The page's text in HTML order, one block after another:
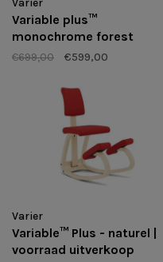
Varier
Variable plus™
monochrome forest
€699,00 €599,00
Varier
Variable™ Plus - naturel |
voorraad uitverkoop